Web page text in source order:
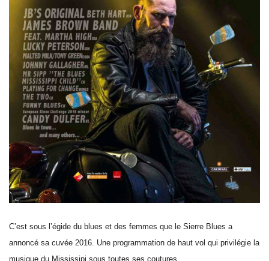
C’est sous l’égide du blues et des femmes que le Sierre Blues a
annoncé sa cuvée 2016. Une programmation de haut vol qui privilégie la
musique du Mississipi sous toutes ses coutures.